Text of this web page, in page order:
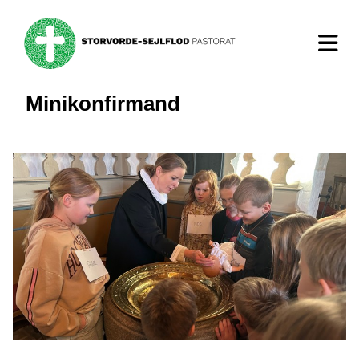
Minikonfirmand